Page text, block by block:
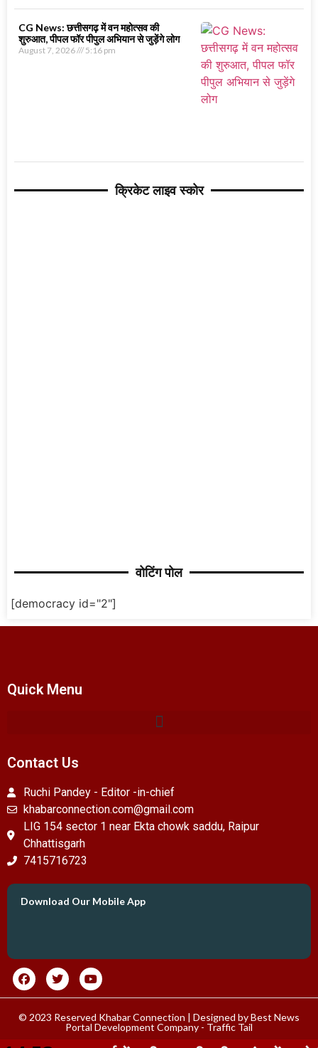
CG News: छत्तीसगढ़ में वन महोत्सव की
शुरुआत, पीपल फॉर पीपुल अभियान से जुड़ेंगे लोग
August 7, 2026 5:16 pm
क्रिकेट लाइव स्कोर
वोटिंग पोल
[democracy id="2"]
Quick Menu
Contact Us
Ruchi Pandey - Editor -in-chief
khabarconnection.com@gmail.com
LIG 154 sector 1 near Ekta chowk saddu, Raipur
Chhattisgarh
7415716723
Download Our Mobile App
© 2023 Reserved Khabar Connection | Designed byBest News
Portal Development Company - Traffic Tail